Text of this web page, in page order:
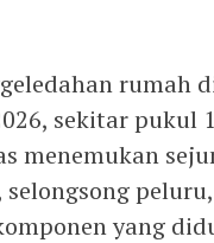
rumah
sekitar pukul
menemukan
yang